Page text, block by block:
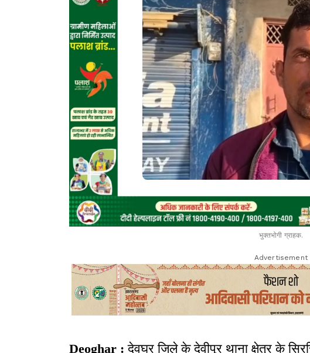
भुक्तभोगी ग्राहक.
Advertisement
Deoghar :देवघर जिले के देवीपुर थाना क्षेत्र के